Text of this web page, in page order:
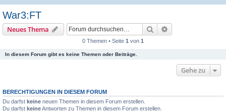
War3:FT
Neues Thema Suche
0 Themen • Seite 1 von 1
In diesem Forum gibt es keine Themen oder Beiträge.
Gehe zu
BERECHTIGUNGEN IN DIESEM FORUM
Du darfst keine neuen Themen in diesem Forum erstellen.
Du darfst keineAntworten zu Themen in diesem Forum erstellen.